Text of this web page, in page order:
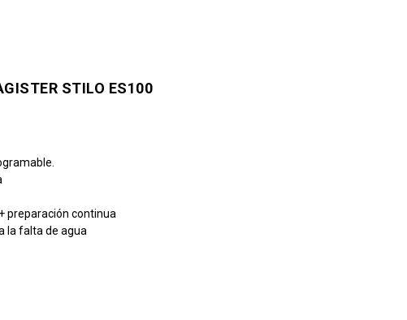
STILO ES100
preparación continua
la falta de agua